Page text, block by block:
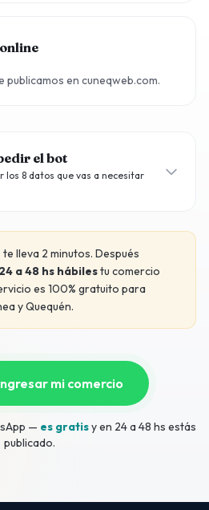
publicamos en cuneqweb.com.
el bot
los 8 datos que vas a necesitar
lleva 2 minutos. Después
24 a 48 hs hábilestu comercio
es 100% gratuito para
y Quequén.
mi comercio
— es gratisy en 24 a 48 hs estás
publicado.